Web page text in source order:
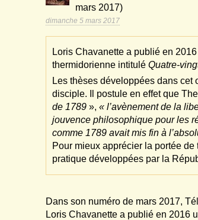
mars 2017)
dimanche 5 mars 2017
Loris Chavanette a publié en
thermidorienne intituléQuatre-
Les thèses développées dans
disciple. Il postule en effet que
de 1789 »,« l’avènement de la
jouvence philosophique pour les
comme 1789 avait mis fin à
Pour mieux apprécier la portée
pratique développées par la
Dans son numéro de mars 2017,
Loris Chavanette a publié en 2016